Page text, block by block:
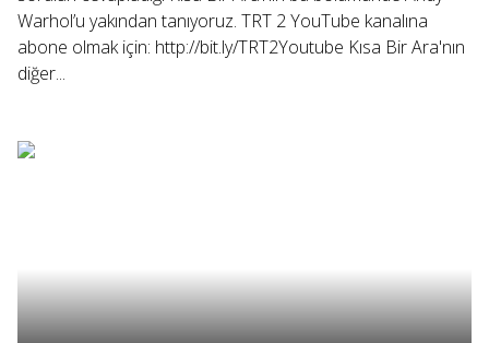
Warhol’u yakından tanıyoruz. TRT 2 YouTube kanalına
abone olmak için: http://bit.ly/TRT2Youtube Kısa Bir Ara'nın
diğer...